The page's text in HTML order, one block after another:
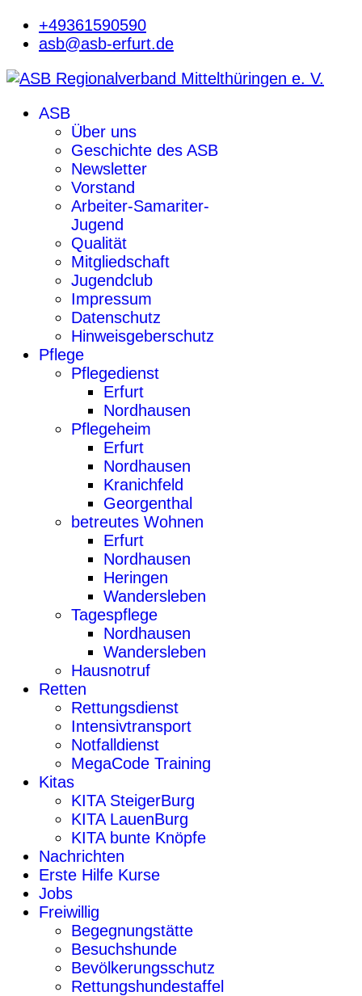
+49361590590
asb@asb-erfurt.de
ASB
Über uns
Geschichte des ASB
Newsletter
Vorstand
Arbeiter-Samariter-
Jugend
Qualität
Mitgliedschaft
Jugendclub
Impressum
Datenschutz
Hinweisgeberschutz
Pflege
Pflegedienst
Erfurt
Nordhausen
Pflegeheim
Erfurt
Nordhausen
Kranichfeld
Georgenthal
betreutes Wohnen
Erfurt
Nordhausen
Heringen
Wandersleben
Tagespflege
Nordhausen
Wandersleben
Hausnotruf
Retten
Rettungsdienst
Intensivtransport
Notfalldienst
MegaCode Training
Kitas
KITA SteigerBurg
KITA LauenBurg
KITA bunte Knöpfe
Nachrichten
Erste Hilfe Kurse
Jobs
Freiwillig
Begegnungstätte
Besuchshunde
Bevölkerungsschutz
Rettungshundestaffel